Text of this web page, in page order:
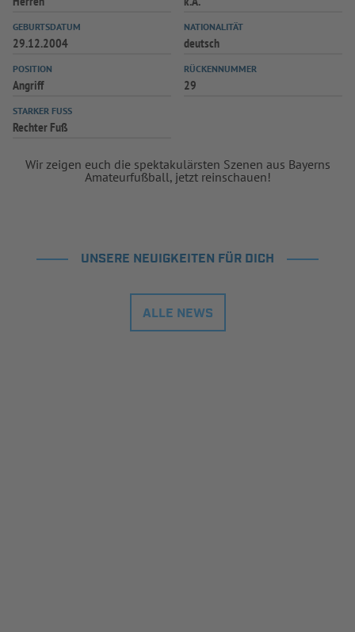
GEBURTSDATUM
29.12.2004
NATIONALITÄT
deutsch
POSITION
Angriff
RÜCKENNUMMER
29
STARKER FUSS
Rechter Fuß
Wir zeigen euch die spektakulärsten Szenen aus Bayerns
Amateurfußball, jetzt reinschauen!
UNSERE NEUIGKEITEN FÜR DICH
ALLE NEWS